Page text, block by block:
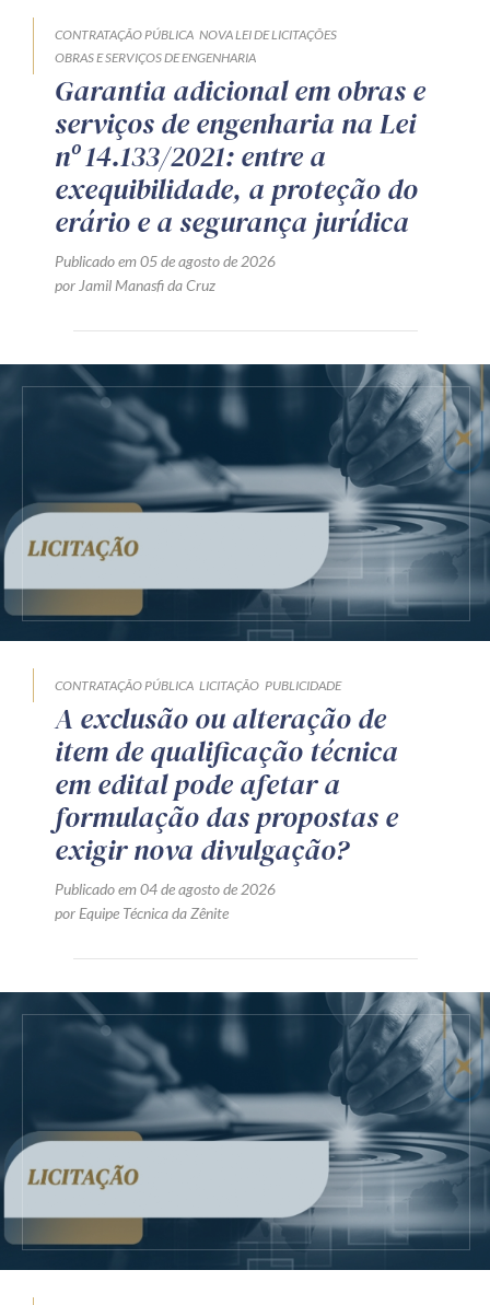
CONTRATAÇÃO PÚBLICA NOVA LEI DE LICITAÇÕES
OBRAS E SERVIÇOS DE ENGENHARIA
Garantia adicional em obras e
serviços de engenharia na Lei
nº 14.133/2021: entre a
exequibilidade, a proteção do
erário e a segurança jurídica
Publicado em 05 de agosto de 2026
por Jamil Manasfi da Cruz
CONTRATAÇÃO PÚBLICA LICITAÇÃO PUBLICIDADE
A exclusão ou alteração de
item de qualificação técnica
em edital pode afetar a
formulação das propostas e
exigir nova divulgação?
Publicado em 04 de agosto de 2026
por Equipe Técnica da Zênite